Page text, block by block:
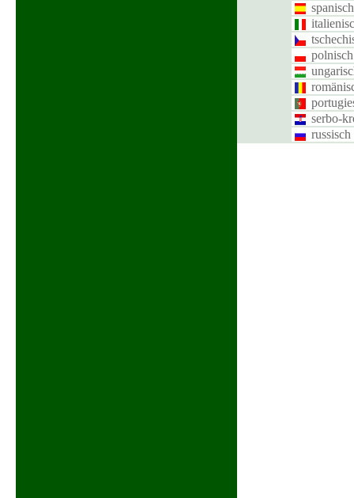
spanisch
polnisch
serbo-
russisch